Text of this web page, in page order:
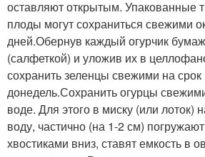
оставляют открытым. Упакованные
плоды могут сохраниться свежими
дней.Обернув каждый огурчик
(салфеткой) и уложив их в
сохранить зеленцы свежими на срок
донедель.Сохранить огурцы
воде. Для этого в миску (или лоток)
воду, частично (на 1-2 см)
хвостиками вниз, ставят емкость в